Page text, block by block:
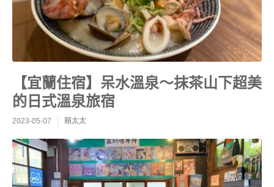
【宜蘭住宿】呆水溫泉～抹茶山下超美
的日式溫泉旅宿
2023-05-07 賴太太